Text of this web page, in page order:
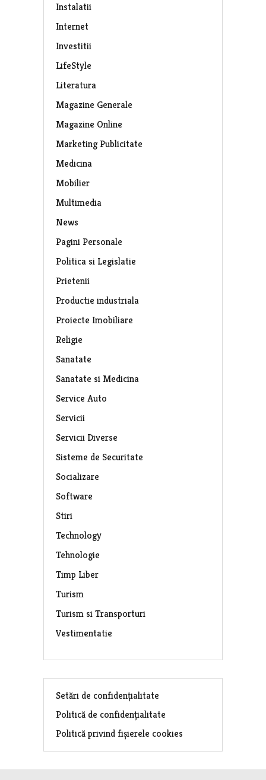
Instalatii
Internet
Investitii
LifeStyle
Literatura
Magazine Generale
Magazine Online
Marketing Publicitate
Medicina
Mobilier
Multimedia
News
Pagini Personale
Politica si Legislatie
Prietenii
Productie industriala
Proiecte Imobiliare
Religie
Sanatate
Sanatate si Medicina
Service Auto
Servicii
Servicii Diverse
Sisteme de Securitate
Socializare
Software
Stiri
Technology
Tehnologie
Timp Liber
Turism
Turism si Transporturi
Vestimentatie
Setări de confidențialitate
Politică de confidențialitate
Politică privind fișierele cookies